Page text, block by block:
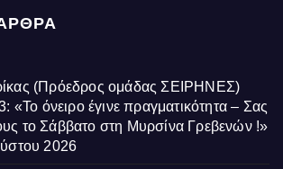
(Πρόεδρος ομάδας ΣΕΙΡΗΝΕΣ)
«Το όνειρο έγινε πραγματικότητα – Σας
το Σάββατο στη Μυρσίνα Γρεβενών !»
2026